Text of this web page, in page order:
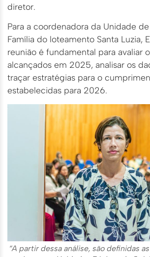
diretor.
Para a coordenadora da Unidade
Família do loteamento Santa Luzia,
reunião é fundamental para avaliar
alcançados em 2025, analisar os
traçar estratégias para o
estabelecidas para 2026.
“A partir dessa análise, são definidas